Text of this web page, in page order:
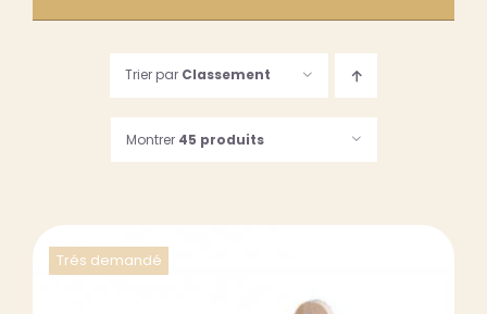
Trier par Classement
Montrer 45 produits
Trés demandé
123, Rue des Dames
75017 PARIS
Du lundi au samedi
de 9h30 à 19h30
Suivez-nous…